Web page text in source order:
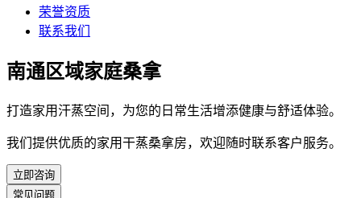
荣誉资质
联系我们
南通区域家庭桑拿
打造家用汗蒸空间，为您的日常生活增添健康与舒适体验。
我们提供优质的家用干蒸桑拿房，欢迎随时联系客户服务。
立即咨询
常见问题